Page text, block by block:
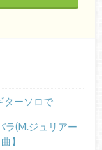
ターソロで
ラ(M.ジュリアー
】